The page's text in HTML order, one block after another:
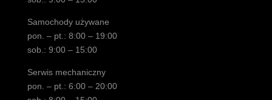
Samochody używane
pon. – pt.: 8:00 – 19:00
sob.: 9:00 – 15:00
Serwis mechaniczny
pon. – pt.: 6:00 – 20:00